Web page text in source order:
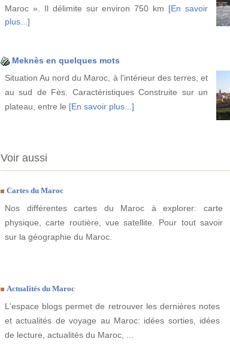
Maroc ». Il délimite sur environ 750 km [En savoir
plus...]
Meknès en quelques mots
Situation Au nord du Maroc, à l'intérieur des terres, et
au sud de Fès. Caractéristiques Construite sur un
plateau, entre le [En savoir plus...]
Voir aussi
Cartes du Maroc
Nos différentes cartes du Maroc à explorer: carte
physique, carte routière, vue satellite. Pour tout savoir
sur la géographie du Maroc.
Actualités du Maroc
L'espace blogs permet de retrouver les dernières notes
et actualités de voyage au Maroc: idées sorties, idées
de lecture, actualités du Maroc, ...